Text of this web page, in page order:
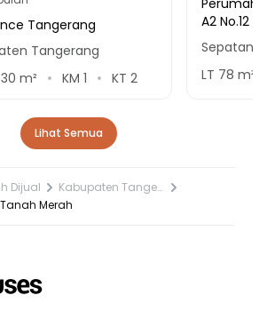
Tangerang
Tangerang
30 m² KM 1 KT 2
A2 No.12
Sepatan,
LT 78 m²
Lihat Semua
Dijual
Kabupaten Tangerang
Tanah Merah